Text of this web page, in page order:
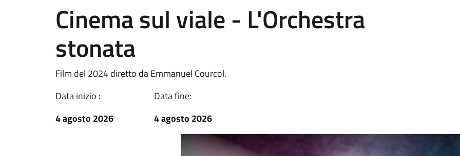
Cinema sul viale - L'Orchestra
stonata
Film del 2024 diretto da Emmanuel Courcol.
Data inizio :
4 agosto 2026
Data fine:
4 agosto 2026